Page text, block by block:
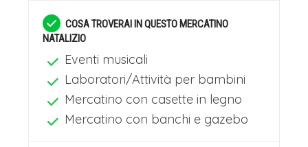
COSA TROVERAI IN QUESTO MERCATINO
NATALIZIO
Eventi musicali
Laboratori/Attività per bambini
Mercatino con casette in legno
Mercatino con banchi e gazebo